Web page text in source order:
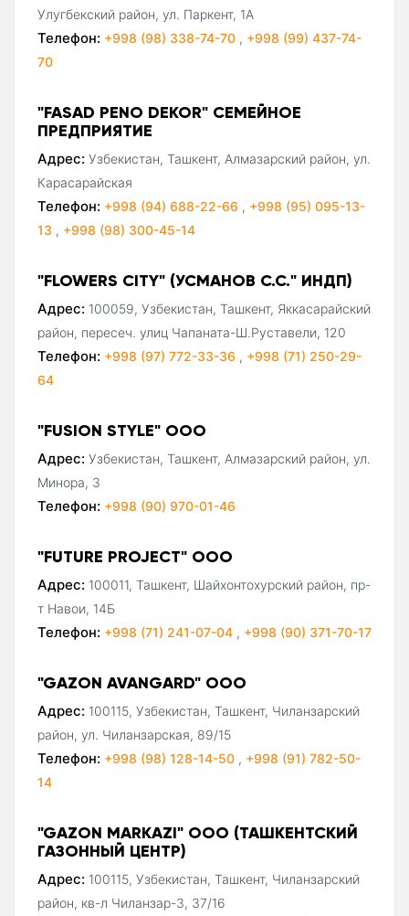
Улугбекский район, ул. Паркент, 1А
Телефон: +998 (98) 338-74-70 , +998 (99) 437-74-
70
"FASAD PENO DEKOR" СЕМЕЙНОЕ
ПРЕДПРИЯТИЕ
Адрес: Узбекистан, Ташкент, Алмазарский район, ул.
Карасарайская
Телефон: +998 (94) 688-22-66 , +998 (95) 095-13-
13 , +998 (98) 300-45-14
"FLOWERS CITY" (УСМАНОВ С.С." ИНДП)
Адрес: 100059, Узбекистан, Ташкент, Яккасарайский
район, пересеч. улиц Чапаната-Ш.Руставели, 120
Телефон: +998 (97) 772-33-36 , +998 (71) 250-29-
64
"FUSION STYLE" ООО
Адрес: Узбекистан, Ташкент, Алмазарский район, ул.
Минора, 3
Телефон: +998 (90) 970-01-46
"FUTURE PROJECT" ООО
Адрес: 100011, Ташкент, Шайхонтохурский район, пр-
т Навои, 14Б
Телефон: +998 (71) 241-07-04 , +998 (90) 371-70-17
"GAZON AVANGARD" ООО
Адрес: 100115, Узбекистан, Ташкент, Чиланзарский
район, ул. Чиланзарская, 89/15
Телефон: +998 (98) 128-14-50 , +998 (91) 782-50-
14
"GAZON MARKAZI" ООО (ТАШКЕНТСКИЙ
ГАЗОННЫЙ ЦЕНТР)
Адрес: 100115, Узбекистан, Ташкент, Чиланзарский
район, кв-л Чиланзар-3, 37/16